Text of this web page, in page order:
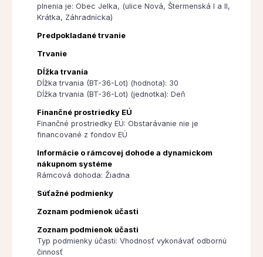
plnenia je: Obec Jelka, (ulice Nová, Štermenská I a II,
Krátka, Záhradnícka)
Predpokladané trvanie
Trvanie
Dĺžka trvania
Dĺžka trvania (BT-36-Lot) (hodnota): 30
Dĺžka trvania (BT-36-Lot) (jednotka): Deň
Finančné prostriedky EÚ
Finančné prostriedky EÚ: Obstarávanie nie je
financované z fondov EÚ
Informácie o rámcovej dohode a dynamickom
nákupnom systéme
Rámcová dohoda: Žiadna
Súťažné podmienky
Zoznam podmienok účasti
Zoznam podmienok účasti
Typ podmienky účasti: Vhodnosť vykonávať odbornú
činnosť